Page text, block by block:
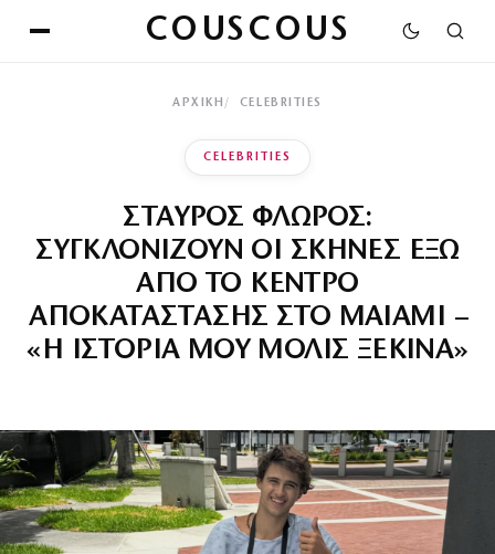
COUSCOUS
ΑΡΧΙΚΉ CELEBRITIES
CELEBRITIES
ΣΤΑΥΡΟΣ ΦΛΩΡΟΣ:
ΣΥΓΚΛΟΝΙΖΟΥΝ ΟΙ ΣΚΗΝΕΣ ΕΞΩ
ΑΠΟ ΤΟ ΚΕΝΤΡΟ
ΑΠΟΚΑΤΑΣΤΑΣΗΣ ΣΤΟ ΜΑΙΑΜΙ –
«Η ΙΣΤΟΡΙΑ ΜΟΥ ΜΟΛΙΣ ΞΕΚΙΝΑ»